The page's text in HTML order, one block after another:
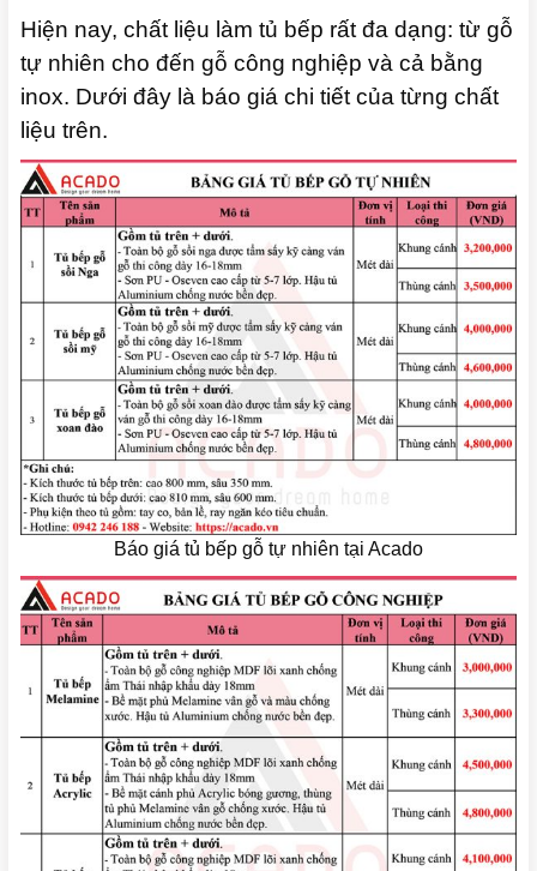
Hiện nay, chất liệu làm tủ bếp rất đa dạng: từ gỗ
tự nhiên cho đến gỗ công nghiệp và cả bằng
inox. Dưới đây là báo giá chi tiết của từng chất
liệu trên.
Báo giá tủ bếp gỗ tự nhiên tại Acado